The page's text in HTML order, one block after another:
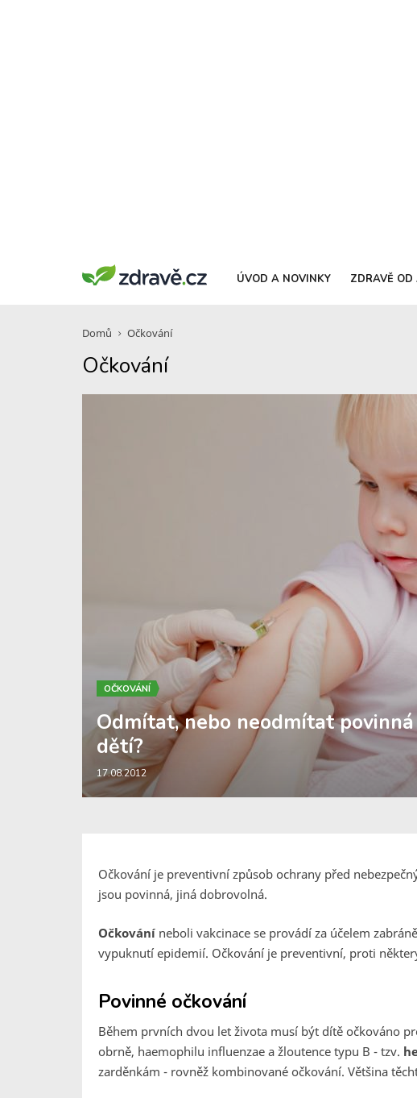
ÚVOD A NOVINKY ZDRAVĚ
Domů Očkování
Očkování
OČKOVÁNÍ
Odmítat, nebo neodmítat
dětí?
17.08.2012
Očkování je preventivní způsob ochrany před
jsou povinná, jiná dobrovolná.
Očkování neboli vakcinace se provádí za účelem
vypuknutí epidemií. Očkování je preventivní, proti
Povinné očkování
Během prvních dvou let života musí být dítě očkováno
obrně, haemophilu influenzae a žloutence typu B - tzv.
zarděnkám - rovněž kombinované očkování. Většina